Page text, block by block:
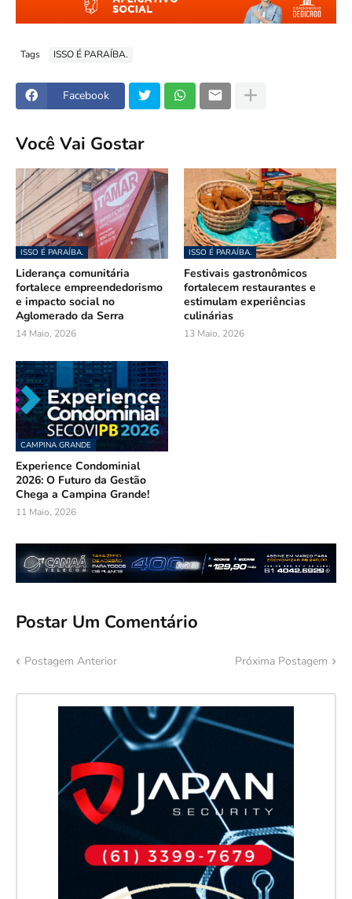
Tags ISSO É PARAÍBA.
Facebook
Você Vai Gostar
ISSO É PARAÍBA.
Liderança comunitária
fortalece empreendedorismo
e impacto social no
Aglomerado da Serra
14 Maio, 2026
ISSO É PARAÍBA.
Festivais gastronômicos
fortalecem restaurantes e
estimulam experiências
culinárias
13 Maio, 2026
CAMPINA GRANDE
Experience Condominial
2026: O Futuro da Gestão
Chega a Campina Grande!
11 Maio, 2026
Postar Um Comentário
Postagem Anterior Próxima Postagem